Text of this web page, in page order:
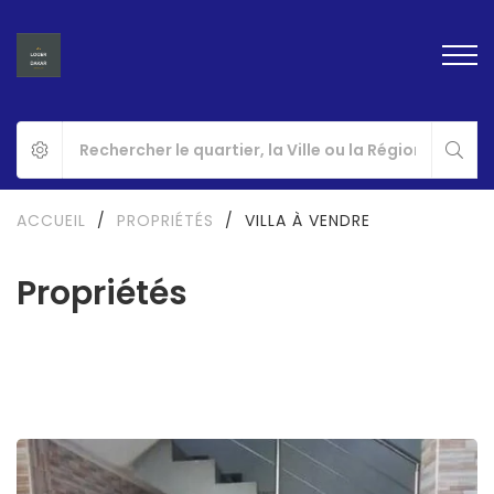
Propriétés
ACCUEIL / PROPRIÉTÉS / VILLA À VENDRE